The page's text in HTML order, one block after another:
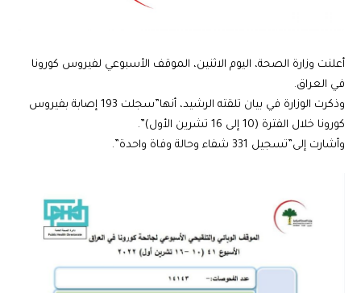
أعلنت وزارة الصحة، اليوم الاثنين، الموقف الأسبوعي لفيروس كورونا
في العراق.
وذكرت الوزارة في بيان تلقته الرشيد، أنها”سجلت 193 إصابة بفيروس
كورونا خلال الفترة (10 إلى 16 تشرين الأول)”.
وأشارت إلى”تسجيل 331 شفاء وحالة وفاة واحدة”.